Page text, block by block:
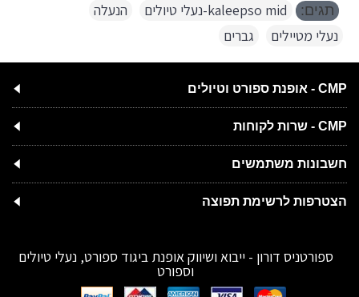
תגים: kaleepso mid-נעלי טיולים הנעלה
נעלי מטיילים
גברים
CMP - אופנת ספורט וטיולים
CMP - שרות לקוחות
חשבונות משתמשים
הצטרפות לרשימת תפוצה
ספורטניס דורון - ייבוא ושיווק אופנת ביגוד ספורט, נעלי טיולים
וספורט